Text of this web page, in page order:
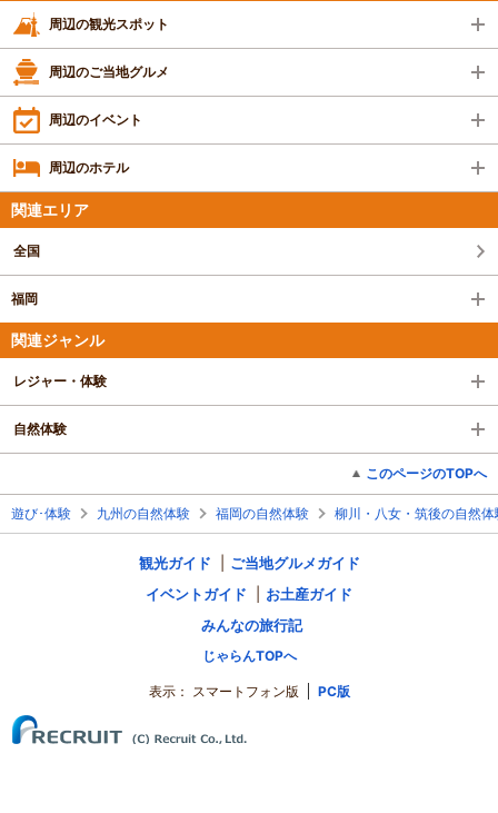
周辺の観光スポット
周辺のご当地グルメ
周辺のイベント
周辺のホテル
関連エリア
全国
福岡
関連ジャンル
レジャー・体験
自然体験
このページのTOPへ
遊び･体験 九州の自然体験 福岡の自然体験 柳川・八女・筑後の自然体
観光ガイド
ご当地グルメガイド
イベントガイド
お土産ガイド
みんなの旅行記
じゃらんTOPへ
表示： スマートフォン版 PC版